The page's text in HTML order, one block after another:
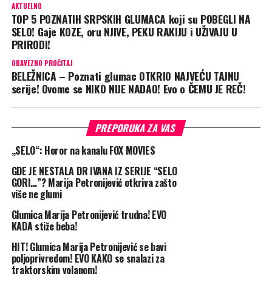
AKTUELNO
TOP 5 POZNATIH SRPSKIH GLUMACA koji su POBEGLI NA
SELO! Gaje KOZE, oru NJIVE, PEKU RAKIJU i UŽIVAJU U
PRIRODI!
OBAVEZNO PROČITAJ
BELEŽNICA – Poznati glumac OTKRIO NAJVEĆU TAJNU
serije! Ovome se NIKO NIJE NADAO! Evo o ČEMU JE REČ!
PREPORUKA ZA VAS
„SELO“: Horor na kanalu FOX MOVIES
GDE JE NESTALA DR IVANA IZ SERIJE “SELO
GORI…”? Marija Petronijević otkriva zašto
više ne glumi
Glumica Marija Petronijević trudna! EVO
KADA stiže beba!
HIT! Glumica Marija Petronijević se bavi
poljoprivredom! EVO KAKO se snalazi za
traktorskim volanom!